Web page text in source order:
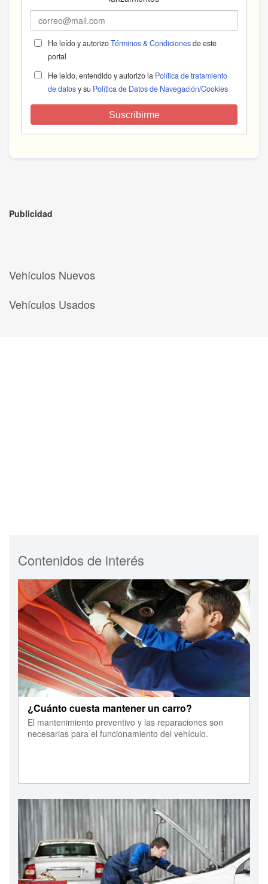
He leído y autorizoTérminos & Condicionesde este
portal
He leído, entendido y autorizo la Política de tratamiento
de datosy su Política de Datos de Navegación/Cookies
Suscribirme
Publicidad
Vehículos Nuevos
Vehículos Usados
Contenidos de interés
¿Cuánto cuesta mantener un carro?
El mantenimiento preventivo y las reparaciones son
necesarias para el funcionamiento del vehículo.